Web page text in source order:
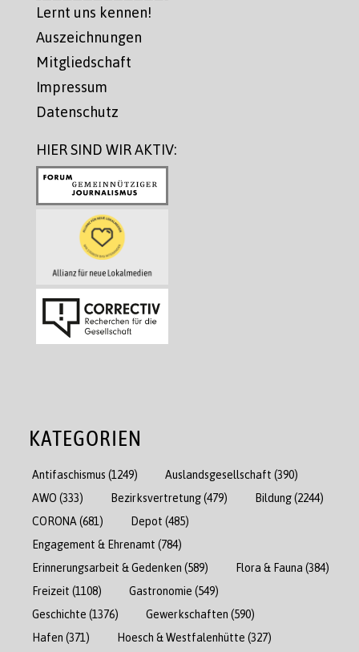
Lernt uns kennen!
Auszeichnungen
Mitgliedschaft
Impressum
Datenschutz
HIER SIND WIR AKTIV:
KATEGORIEN
Antifaschismus (1249) Auslandsgesellschaft (390)
AWO (333) Bezirksvertretung(479) Bildung(2244)
CORONA (681) Depot (485)
Engagement & Ehrenamt (784)
Erinnerungsarbeit & Gedenken (589) Flora & Fauna (384)
Freizeit (1108) Gastronomie (549)
Geschichte (1376) Gewerkschaften (590)
Hafen (371) Hoesch & Westfalenhütte (327)